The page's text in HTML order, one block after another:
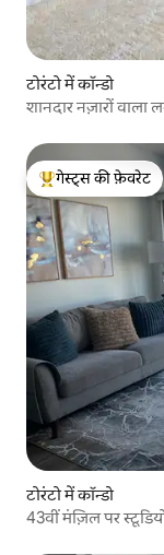
टोरंटो में कॉन्डो
शानदार नज़ारों वाला
गेस्ट्स का टॉप फ़ेवरेट
गेस्ट्स की फ़ेवरेट
टोरंटो में कॉन्डो
43वीं मंज़िल पर